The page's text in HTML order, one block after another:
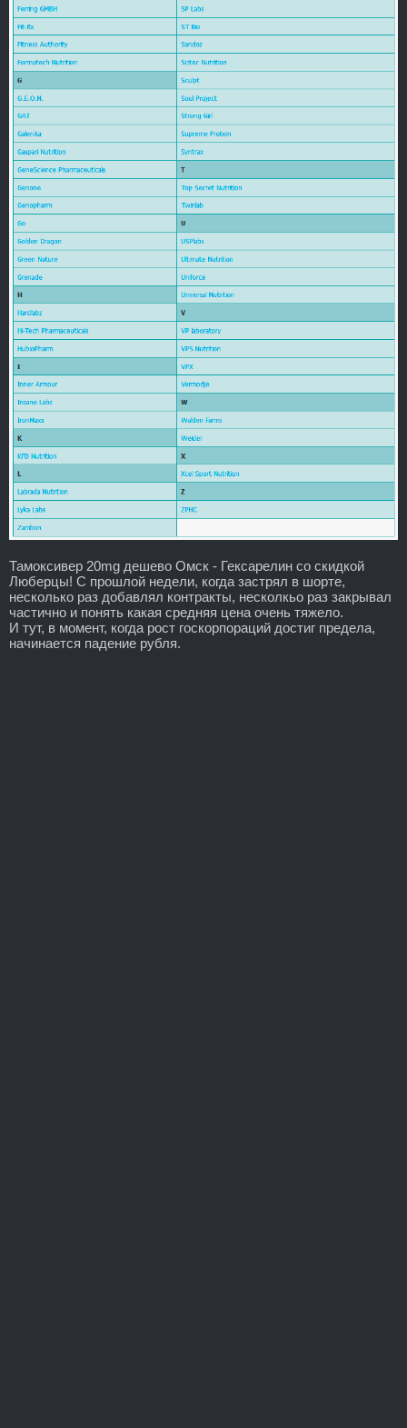
Тамоксивер 20mg дешево Омск - Гексарелин со скидкой
Люберцы! С прошлой недели, когда застрял в шорте,
несколько раз добавлял контракты, несколкьо раз закрывал
частично и понять какая средняя цена очень тяжело.
И тут, в момент, когда рост госкорпораций достиг предела,
начинается падение рубля.